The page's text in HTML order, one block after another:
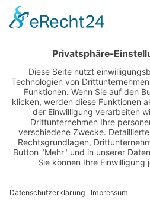
Für Unternehmen
RECHTLICHE HINWEISE
Impressum
Datenschutz
Haftungsausschluss
AGB im PDF-Format
Cookie-Einstellungen